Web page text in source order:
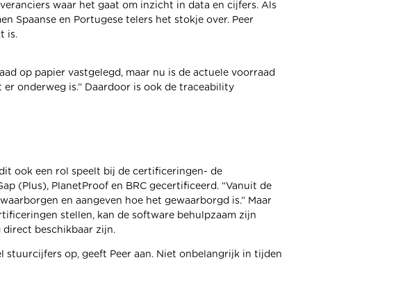
waar het gaat om inzicht in data en cijfers. Als
Spaanse en Portugese telers het stokje over. Peer
is.
op papier vastgelegd, maar nu is de actuele voorraad
onderweg is.” Daardoor is ook de traceability
ook een rol speelt bij de certificeringen- de
(Plus), PlanetProof en BRC gecertificeerd. “Vanuit de
en aangeven hoe het gewaarborgd is.” Maar
stellen, kan de software behulpzaam zijn
beschikbaar zijn.
stuurcijfers op, geeft Peer aan. Niet onbelangrijk in tijden